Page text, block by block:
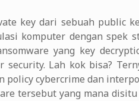
key dari sebuah public
komputer dengan spek
yang key
Lah kok bisa?
policy cybercrime dan
tersebut yang mana